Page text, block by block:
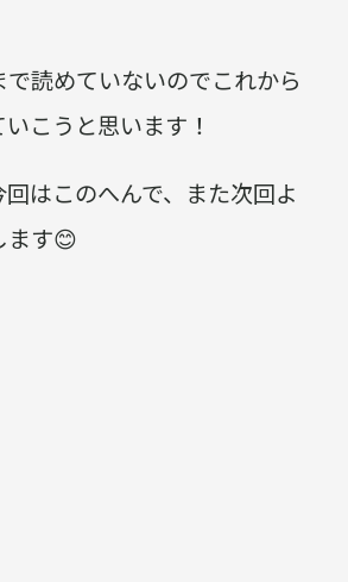
読めていないのでこれから
こうと思います！
はこのへんで、また次回よ
ます😊